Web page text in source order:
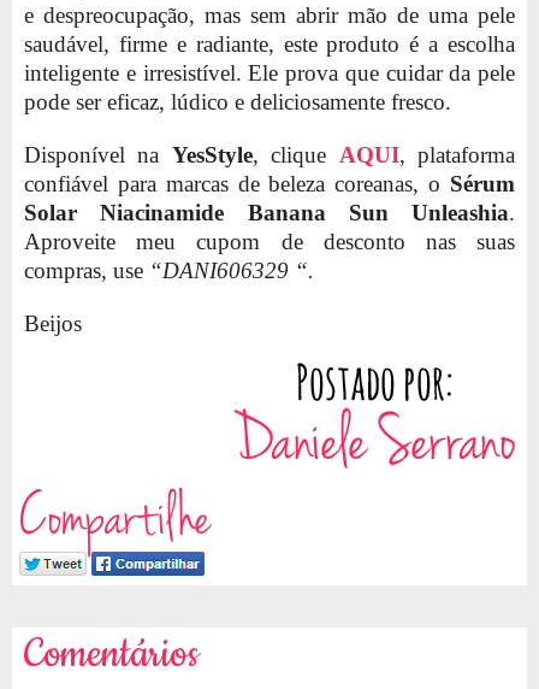
e despreocupação, mas sem abrir mão de uma pele
saudável, firme e radiante, este produto é a escolha
inteligente e irresistível. Ele prova que cuidar da pele
pode ser eficaz, lúdico e deliciosamente fresco.
Disponível na YesStyle, clique AQUI, plataforma
confiável para marcas de beleza coreanas, o Sérum
Solar Niacinamide Banana Sun Unleashia.
Aproveite meu cupom de desconto nas suas
compras, use “DANI606329 “.
Beijos
Compartilhe
Comentários